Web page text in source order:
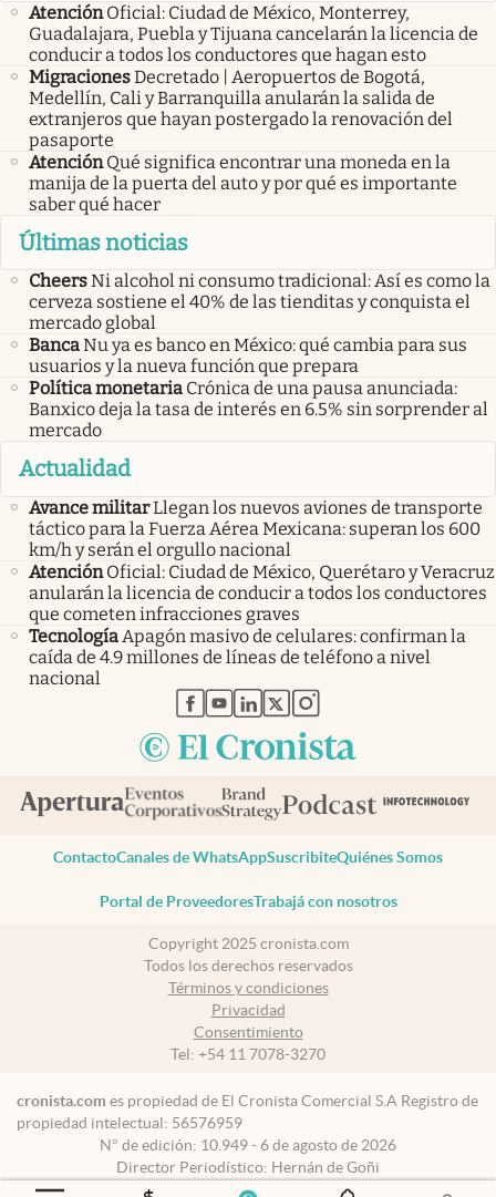
Atención Oficial: Ciudad de México, Monterrey,
Guadalajara, Puebla y Tijuana cancelarán la licencia de
conducir a todos los conductores que hagan esto
MigracionesDecretado | Aeropuertos de Bogotá,
Medellín, Cali y Barranquilla anularán la salida de
extranjeros que hayan postergado la renovación del
pasaporte
Atención Qué significa encontrar una moneda en la
manija de la puerta del auto y por qué es importante
saber qué hacer
Últimas noticias
CheersNi alcohol ni consumo tradicional: Así es como la
cerveza sostiene el 40% de las tienditas y conquista el
mercado global
BancaNu ya es banco en México: qué cambia para sus
usuarios y la nueva función que prepara
Política monetaria Crónica de una pausa anunciada:
Banxico deja la tasa de interés en 6.5% sin sorprender al
mercado
Actualidad
Avance militarLlegan los nuevos aviones de transporte
táctico para la Fuerza Aérea Mexicana: superan los 600
km/h y serán el orgullo nacional
Atención Oficial: Ciudad de México, Querétaro y Veracruz
anularán la licencia de conducir a todos los conductores
que cometen infracciones graves
Tecnología Apagón masivo de celulares: confirman la
caída de 4.9 millones de líneas de teléfono a nivel
nacional
abre en nueva pestaña
abre en nueva pestaña
abre en nueva pestaña
abre en nueva pestaña
abre en nueva pestaña
ContactoCanales de WhatsAppSuscribiteQuiénes Somos
Portal de ProveedoresTrabajá con nosotros
Copyright 2025 cronista.com
Todos los derechos reservados
Términos y condiciones
Privacidad
Consentimiento
Tel: +54 11 7078-3270
cronista.com es propiedad de El Cronista Comercial S.A Registro de
propiedad intelectual: 56576959
N° de edición: 10.949 - 6 de agosto de 2026
Director Periodístico: Hernán de Goñi